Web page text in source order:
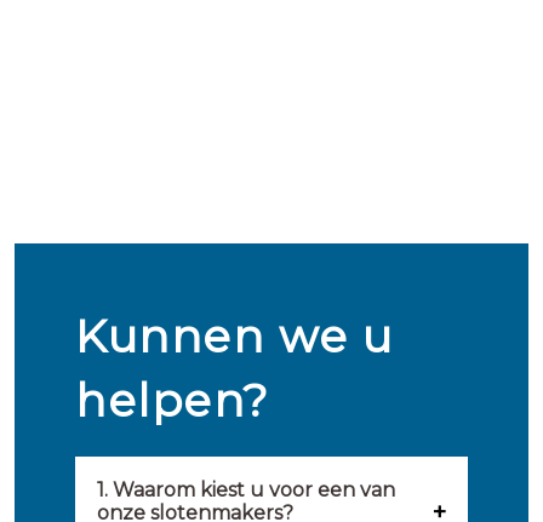
Kunnen we u
helpen?
1. Waarom kiest u voor een van
onze slotenmakers?